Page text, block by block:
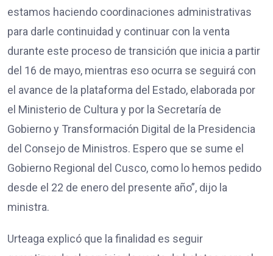
estamos haciendo coordinaciones administrativas
para darle continuidad y continuar con la venta
durante este proceso de transición que inicia a partir
del 16 de mayo, mientras eso ocurra se seguirá con
el avance de la plataforma del Estado, elaborada por
el Ministerio de Cultura y por la Secretaría de
Gobierno y Transformación Digital de la Presidencia
del Consejo de Ministros. Espero que se sume el
Gobierno Regional del Cusco, como lo hemos pedido
desde el 22 de enero del presente año”, dijo la
ministra.
Urteaga explicó que la finalidad es seguir